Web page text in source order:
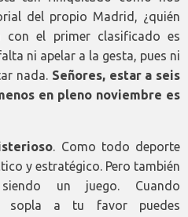
del propio Madrid, ¿quién
el primer clasificado es
ni apelar a la gesta, pues ni
nada. Señores, estar a seis
en pleno noviembre es
. Como todo deporte
y estratégico. Pero también
un juego. Cuando
sopla a tu favor puedes